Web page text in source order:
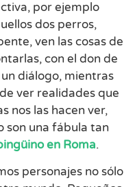
por ejemplo
dos perros,
ven las cosas de
con el don de
diálogo, mientras
ver realidades que
nos las hacen ver,
son una fábula tan
en Roma.
personajes no sólo